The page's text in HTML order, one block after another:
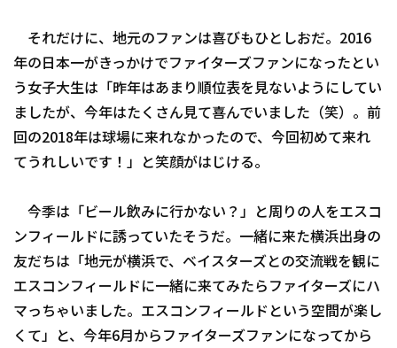
千葉ロッテマリーンズ
オリックス・バファローズ
福岡ソフトバンクホークス
それだけに、地元のファンは喜びもひとしおだ。2016
年の日本一がきっかけでファイターズファンになったとい
う女子大生は「昨年はあまり順位表を見ないようにしてい
ましたが、今年はたくさん見て喜んでいました（笑）。前
回の2018年は球場に来れなかったので、今回初めて来れ
てうれしいです！」と笑顔がはじける。
今季は「ビール飲みに行かない？」と周りの人をエスコ
ンフィールドに誘っていたそうだ。一緒に来た横浜出身の
友だちは「地元が横浜で、ベイスターズとの交流戦を観に
エスコンフィールドに一緒に来てみたらファイターズにハ
マっちゃいました。エスコンフィールドという空間が楽し
くて」と、今年6月からファイターズファンになってから